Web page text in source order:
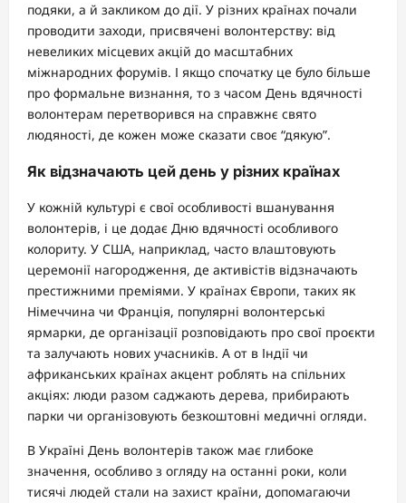
подяки, а й закликом до дії. У різних країнах почали
проводити заходи, присвячені волонтерству: від
невеликих місцевих акцій до масштабних
міжнародних форумів. І якщо спочатку це було більше
про формальне визнання, то з часом День вдячності
волонтерам перетворився на справжнє свято
людяності, де кожен може сказати своє “дякую”.
Як відзначають цей день у різних країнах
У кожній культурі є свої особливості вшанування
волонтерів, і це додає Дню вдячності особливого
колориту. У США, наприклад, часто влаштовують
церемонії нагородження, де активістів відзначають
престижними преміями. У країнах Європи, таких як
Німеччина чи Франція, популярні волонтерські
ярмарки, де організації розповідають про свої проєкти
та залучають нових учасників. А от в Індії чи
африканських країнах акцент роблять на спільних
акціях: люди разом саджають дерева, прибирають
парки чи організовують безкоштовні медичні огляди.
В Україні День волонтерів також має глибоке
значення, особливо з огляду на останні роки, коли
тисячі людей стали на захист країни, допомагаючи